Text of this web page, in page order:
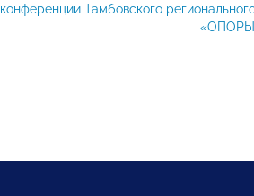
конференции Тамбовского